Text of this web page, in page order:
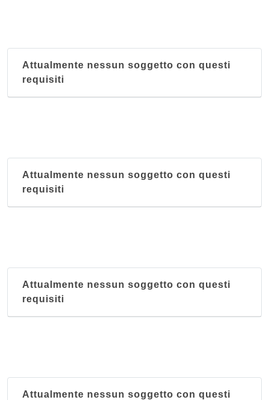
Attualmente nessun soggetto con questi
requisiti
Attualmente nessun soggetto con questi
requisiti
Attualmente nessun soggetto con questi
requisiti
Attualmente nessun soggetto con questi